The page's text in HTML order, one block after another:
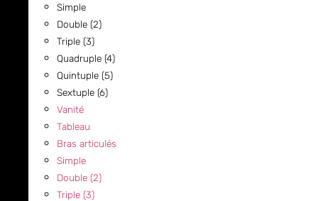
Simple
Double (2)
Triple (3)
Quadruple (4)
Quintuple (5)
Sextuple (6)
Vanité
Tableau
Bras articulés
Simple
Double (2)
Triple (3)